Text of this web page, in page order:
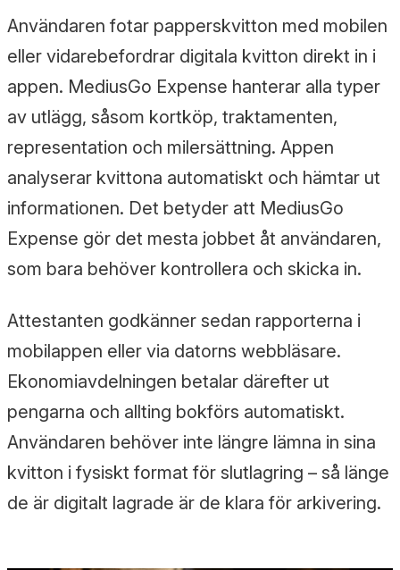
Användaren fotar papperskvitton med mobilen
eller vidarebefordrar digitala kvitton direkt in i
appen. MediusGo Expense hanterar alla typer
av utlägg, såsom kortköp, traktamenten,
representation och milersättning. Appen
analyserar kvittona automatiskt och hämtar ut
informationen. Det betyder att MediusGo
Expense gör det mesta jobbet åt användaren,
som bara behöver kontrollera och skicka in.
Attestanten godkänner sedan rapporterna i
mobilappen eller via datorns webbläsare.
Ekonomiavdelningen betalar därefter ut
pengarna och allting bokförs automatiskt.
Användaren behöver inte längre lämna in sina
kvitton i fysiskt format för slutlagring – så länge
de är digitalt lagrade är de klara för arkivering.